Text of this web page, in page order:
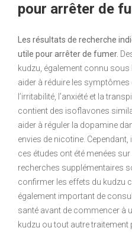
pour arrêter de
Les résultats de recherche
utile pour arrêter de fumer.
kudzu, également connu
aider à réduire les
l’irritabilité, l’anxiété et la
contient des isoflavones
aider à réguler la dopamine
envies de nicotine.
ces études ont été menées
recherches supplémentaires
confirmer les effets du kudzu
également important de
santé avant de commencer à
kudzu ou tout autre traitement